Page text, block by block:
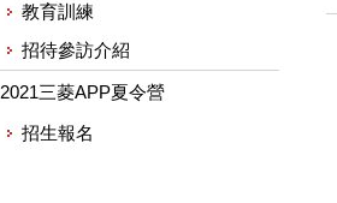
教育訓練
招待參訪介紹
2021三菱APP夏令營
招生報名